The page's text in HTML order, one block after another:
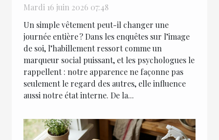
Mardi 16 juin 2026 07:48
Un simple vêtement peut-il changer une
journée entière ? Dans les enquêtes sur l’image
de soi, l’habillement ressort comme un
marqueur social puissant, et les psychologues le
rappellent : notre apparence ne façonne pas
seulement le regard des autres, elle influence
aussi notre état interne. De la...